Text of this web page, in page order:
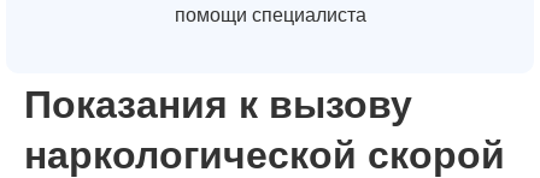
помощи специалиста
Показания к вызову
наркологической скорой